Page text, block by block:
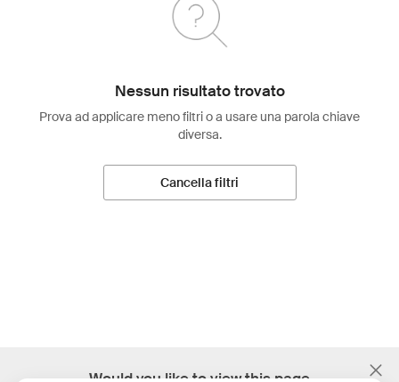
Nessun risultato trovato
Prova ad applicare meno filtri o a usare una parola chiave
diversa.
Cancella filtri